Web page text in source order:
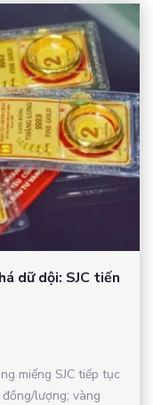
dữ dội: SJC tiến
miếng SJC tiếp tục
lượng; vàng